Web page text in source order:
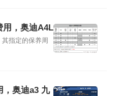
用，奥迪A4L
指定的保养周
，奥迪a3 九